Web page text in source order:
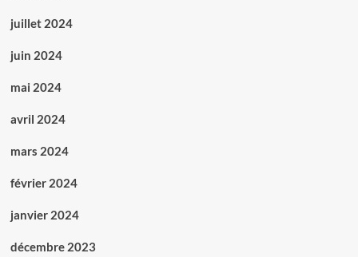
juillet 2024
juin 2024
mai 2024
avril 2024
mars 2024
février 2024
janvier 2024
décembre 2023